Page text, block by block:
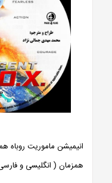
انیمیشن ماموریت روباه
همزمان ( انگلیسی و